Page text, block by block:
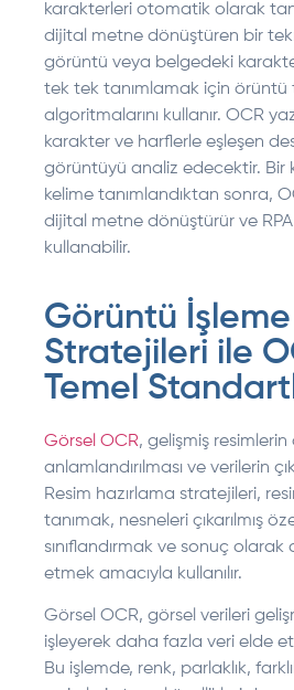
karakterleri otomatik olarak
dijital metne dönüştüren bir
görüntü veya belgedeki
tek tek tanımlamak için örüntü
algoritmalarını kullanır. OCR
karakter ve harflerle eşleşen
görüntüyü analiz edecektir. Bir
kelime tanımlandıktan sonra,
dijital metne dönüştürür ve RPA
kullanabilir.
Görüntü İşleme
Stratejileri ile
Temel
Görsel OCR, gelişmiş
anlamlandırılması ve verilerin
Resim hazırlama stratejileri,
tanımak, nesneleri çıkarılmış
sınıflandırmak ve sonuç
etmek amacıyla kullanılır.
Görsel OCR, görsel verileri
işleyerek daha fazla veri elde
Bu işlemde, renk, parlaklık,